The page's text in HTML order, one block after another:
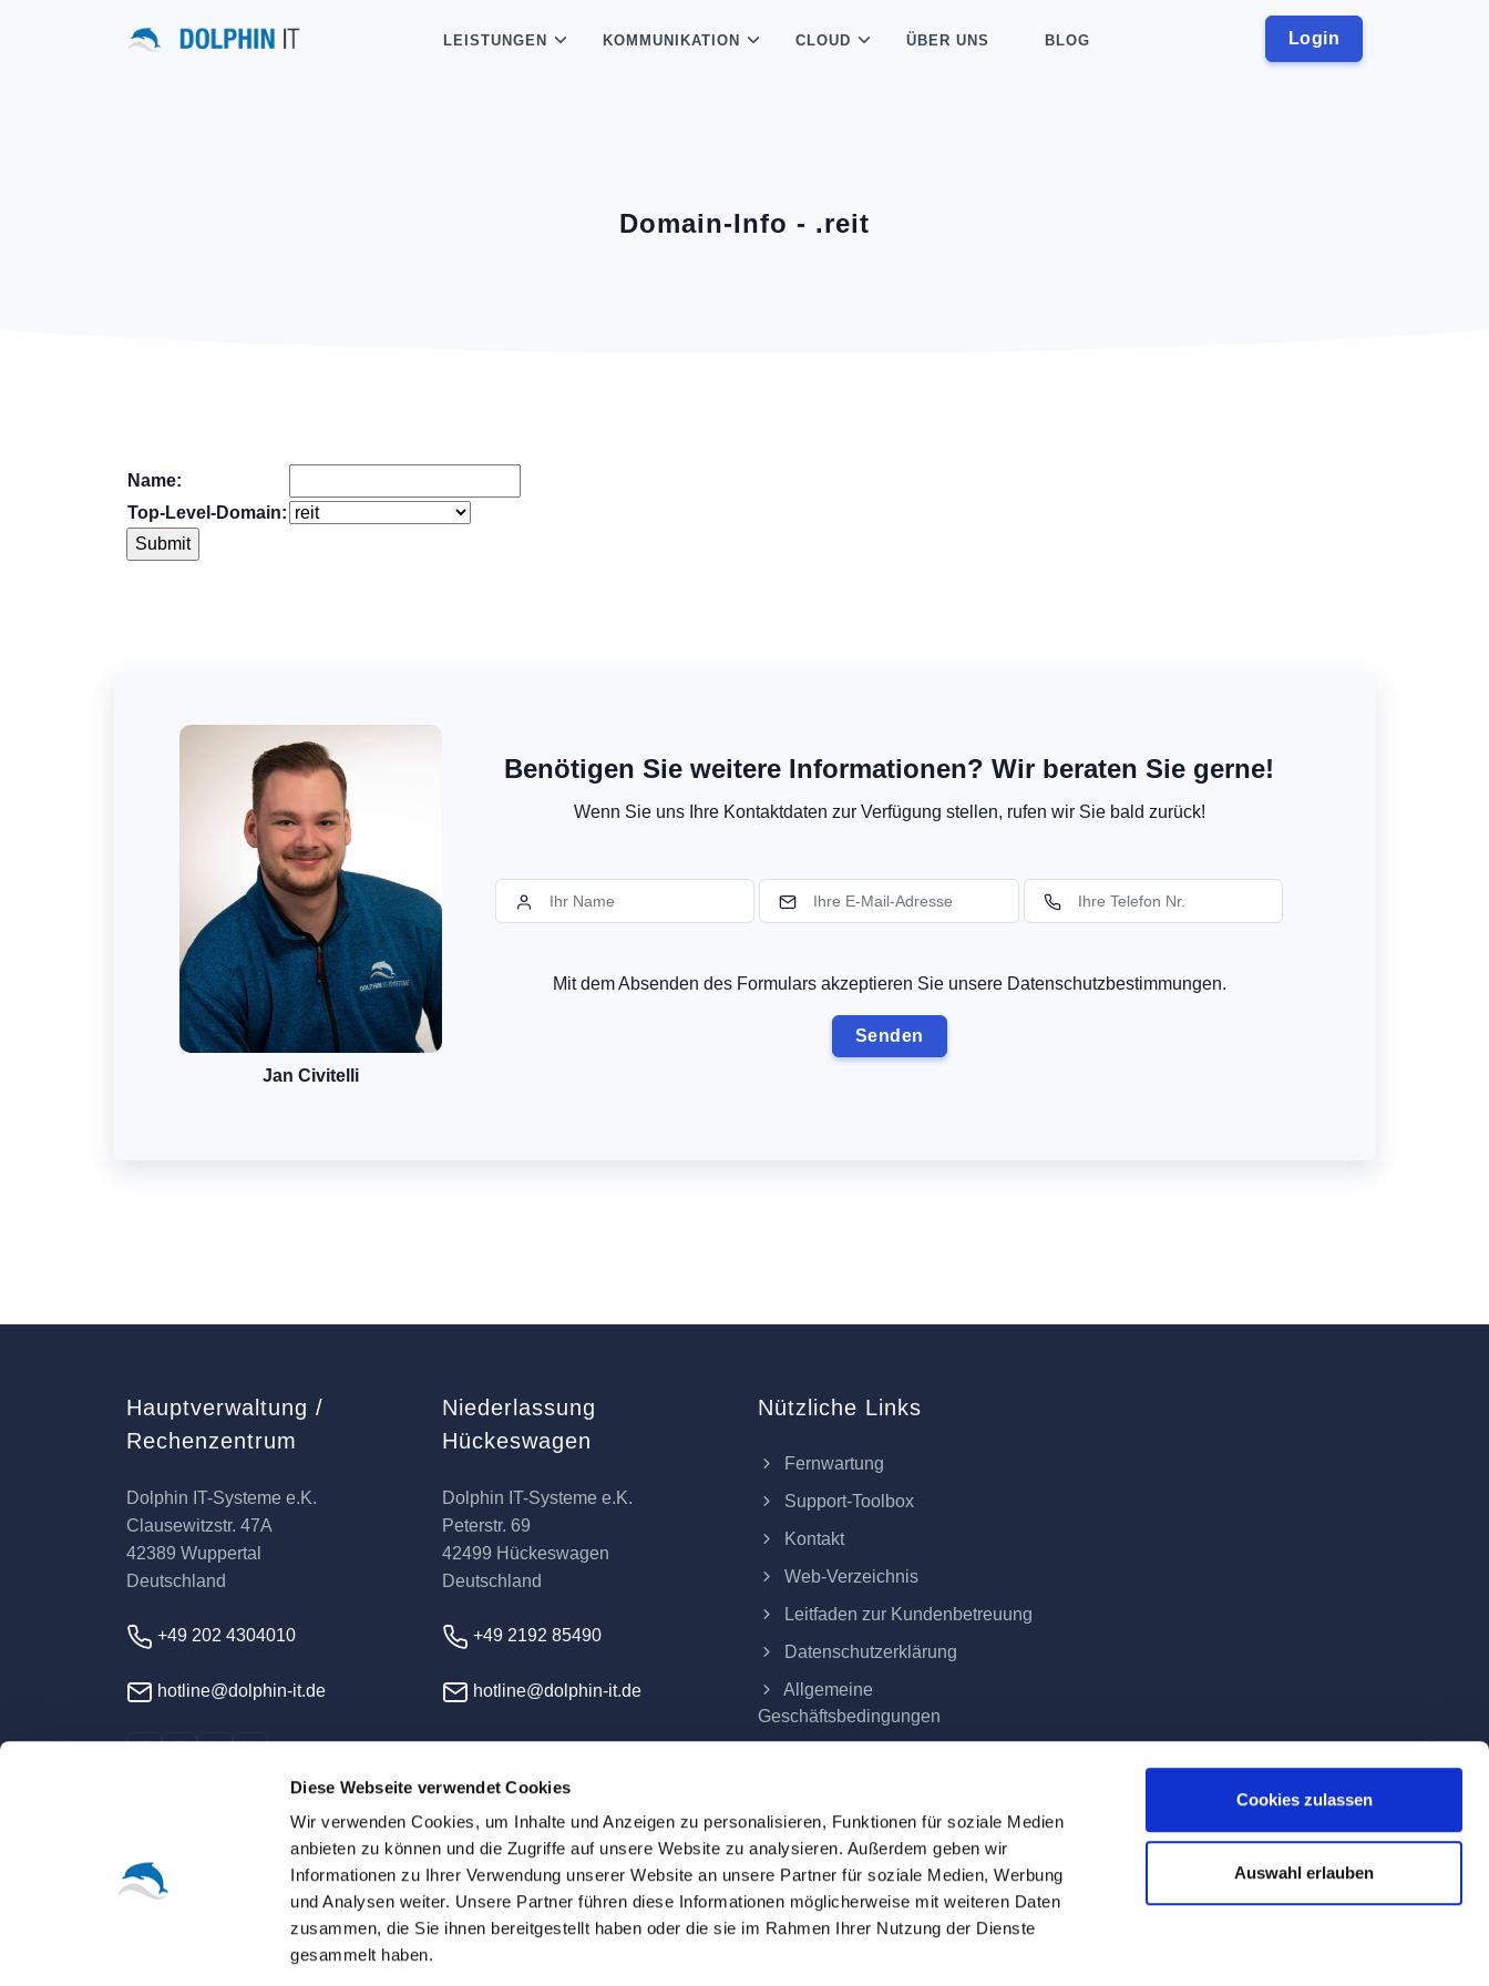
Diese Webseite verwendet Cookies
Wir verwenden Cookies, um Inhalte und Anzeigen zu personalisieren, Funktionen für soziale Medien
anbieten zu können und die Zugriffe auf unsere Website zu analysieren. Außerdem geben wir
Informationen zu Ihrer Verwendung unserer Website an unsere Partner für soziale Medien, Werbung
und Analysen weiter. Unsere Partner führen diese Informationen möglicherweise mit weiteren Daten
zusammen, die Sie ihnen bereitgestellt haben oder die sie im Rahmen Ihrer Nutzung der Dienste
gesammelt haben.
Cookies zulassen
Auswahl erlauben
Login
LEISTUNGEN KOMMUNIKATION CLOUD ÜBER UNS BLOG
Domain-Info - .reit
Name:
Top-Level-Domain:
Jan Civitelli
Benötigen Sie weitere Informationen? Wir beraten Sie gerne!
Wenn Sie uns Ihre Kontaktdaten zur Verfügung stellen, rufen wir Sie bald zurück!
Mit dem Absenden des Formulars akzeptieren Sie unsere Datenschutzbestimmungen.
Hauptverwaltung /
Rechenzentrum
Dolphin IT-Systeme e.K.
Clausewitzstr. 47A
42389 Wuppertal
Deutschland
+49 202 4304010
hotline@dolphin-it.de
Niederlassung
Hückeswagen
Dolphin IT-Systeme e.K.
Peterstr. 69
42499 Hückeswagen
Deutschland
+49 2192 85490
hotline@dolphin-it.de
Nützliche Links
Fernwartung
Support-Toolbox
Kontakt
Web-Verzeichnis
Leitfaden zur Kundenbetreuung
Datenschutzerklärung
Allgemeine
Geschäftsbedingungen
© 2026 Dolphin IT-Systeme e.K.
Sofern nicht ausdrücklich anders vereinbart, sind alle Preise Festpreise und verstehen sich zuzüglich der am Tag der Lieferung geltenden Mehrwertsteuer.